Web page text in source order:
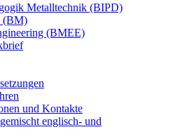
Metalltechnik (BIPD)
(BM)
(BMEE)
und Kontakte
englisch- und